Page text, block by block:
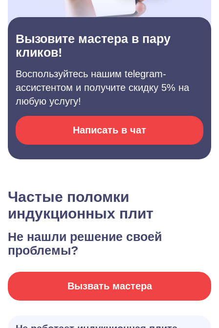
Вызовите мастера в пару
кликов!
Воспользуйтесь нашим telegram-
ассистентом и получите скидку 5% на
любую услугу!
Написать в чат
Частые поломки
индукционных плит
Не нашли решение своей
проблемы?
Вызвать мастера